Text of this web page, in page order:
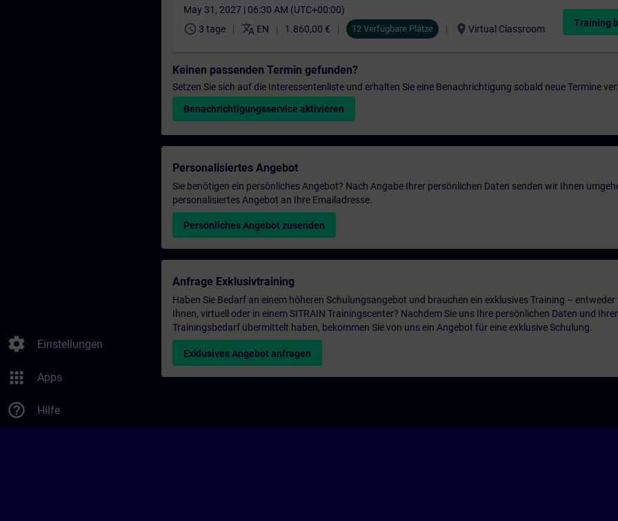
settings Einstellungen
apps Apps
help_outline Hilfe
May 31, 2027 | 06:30 AM (UTC+00:00)
schedule 3 tage translate EN 1.860,00 € 12 Verfügbare Plätze location_on Virtual Classroom
Training
Keinen passenden Termin gefunden?
Setzen Sie sich auf die Interessentenliste und erhalten Sie eine Benachrichtigung sobald neue Termine
Benachrichtigungsservice aktivieren
Personalisiertes Angebot
Sie benötigen ein persönliches Angebot? Nach Angabe Ihrer persönlichen Daten senden wir Ihnen
personalisiertes Angebot an Ihre Emailadresse.
Persönliches Angebot zusenden
Anfrage Exklusivtraining
Haben Sie Bedarf an einem höheren Schulungsangebot und brauchen ein exklusives Training – entweder
Ihnen, virtuell oder in einem SITRAIN Trainingscenter? Nachdem Sie uns Ihre persönlichen Daten und
Trainingsbedarf übermittelt haben, bekommen Sie von uns ein Angebot für eine exklusive Schulung.
Exklusives Angebot anfragen